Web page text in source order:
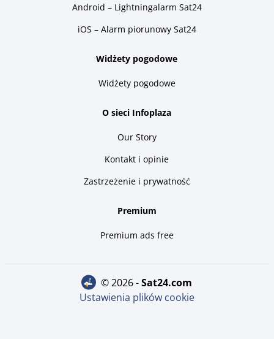
Android – Lightningalarm Sat24
iOS – Alarm piorunowy Sat24
Widżety pogodowe
Widżety pogodowe
O sieci Infoplaza
Our Story
Kontakt i opinie
Zastrzeżenie i prywatność
Premium
Premium ads free
© 2026 - sat24.com
Ustawienia plików cookie